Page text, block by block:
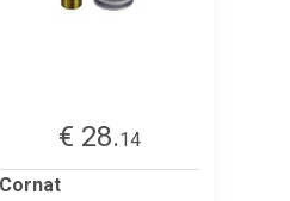
€ 28.14
Cornat